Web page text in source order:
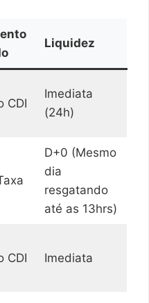
Liquidez
CDI
Imediata
(24h)
D+0 (Mesmo
dia
resgatando
até as 13hrs)
CDI Imediata